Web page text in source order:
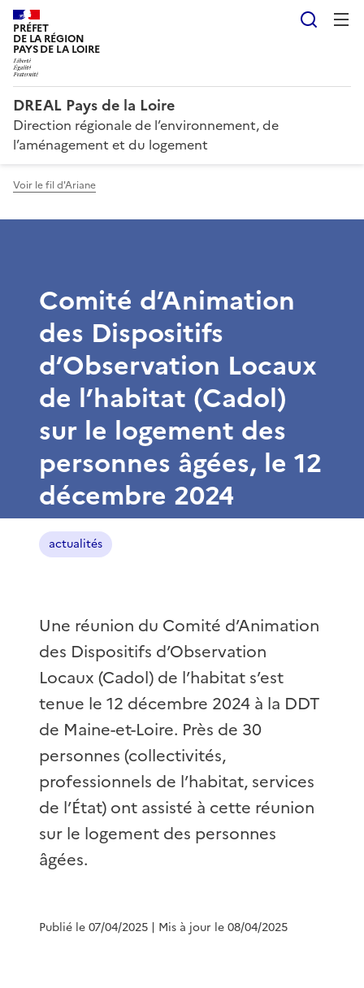
PRÉFET
DE LA RÉGION
PAYS DE LA LOIRE
DREAL Pays de la Loire
Direction régionale de l’environnement, de
l’aménagement et du logement
Voir le fil d'Ariane
Comité d’Animation
des Dispositifs
d’Observation Locaux
de l’habitat (Cadol)
sur le logement des
personnes âgées, le 12
décembre 2024
actualités
Une réunion du Comité d’Animation
des Dispositifs d’Observation
Locaux (Cadol) de l’habitat s’est
tenue le 12 décembre 2024 à la DDT
de Maine-et-Loire. Près de 30
personnes (collectivités,
professionnels de l’habitat, services
de l’État) ont assisté à cette réunion
sur le logement des personnes
âgées.
Publié le 07/04/2025 | Mis à jour le 08/04/2025